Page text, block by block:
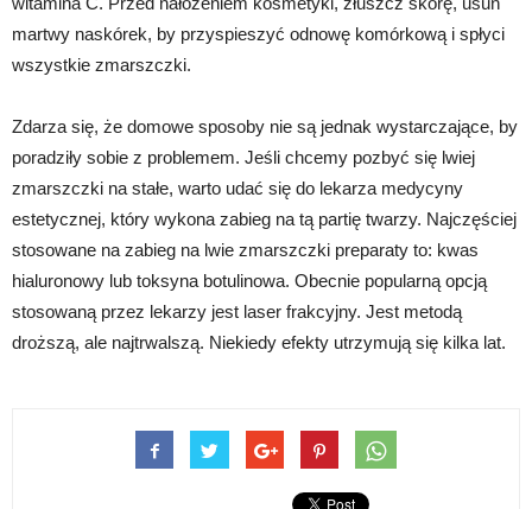
martwy naskórek, by przyspieszyć odnowę komórkową i spłyci
wszystkie zmarszczki.
Zdarza się, że domowe sposoby nie są jednak wystarczające, by
poradziły sobie z problemem. Jeśli chcemy pozbyć się lwiej
zmarszczki na stałe, warto udać się do lekarza medycyny
estetycznej, który wykona zabieg na tą partię twarzy. Najczęściej
stosowane na zabieg na lwie zmarszczki preparaty to: kwas
hialuronowy lub toksyna botulinowa. Obecnie popularną opcją
stosowaną przez lekarzy jest laser frakcyjny. Jest metodą
droższą, ale najtrwalszą. Niekiedy efekty utrzymują się kilka lat.